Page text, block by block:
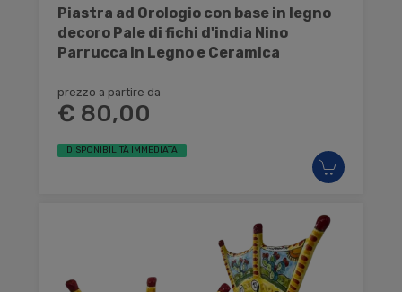
Piastra ad Orologio con base in legno
decoro Pale di fichi d'india Nino
Parrucca in Legno e Ceramica
prezzo a partire da
€ 80,00
DISPONIBILITÀ IMMEDIATA